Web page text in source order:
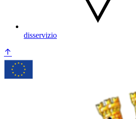
disservizio